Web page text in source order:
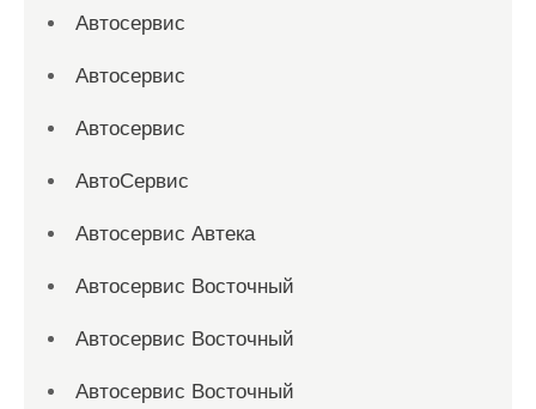
Автосервис
Автосервис
Автосервис
АвтоСервис
Автосервис Автека
Автосервис Восточный
Автосервис Восточный
Автосервис Восточный